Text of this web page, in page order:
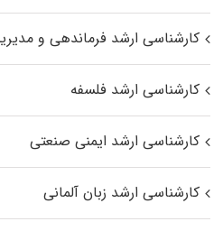
کارشناسی ارشد فرماندهی و
کارشناسی ارشد فلسفه
کارشناسی ارشد ایمنی صنعتی
کارشناسی ارشد زبان آلمانی